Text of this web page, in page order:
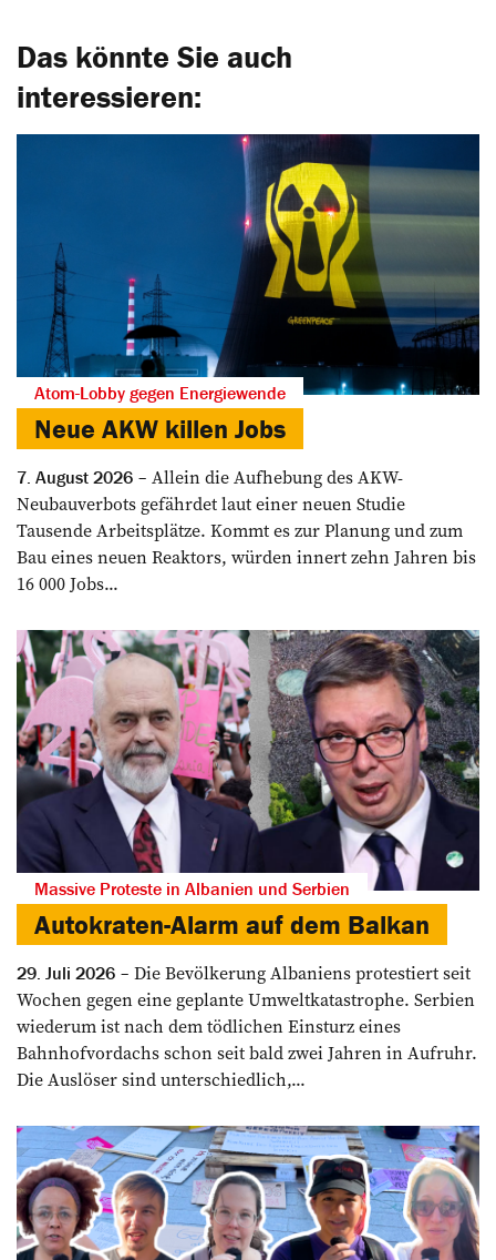
Das könnte Sie auch
interessieren:
Atom-Lobby gegen Energiewende
Neue AKW killen Jobs
7. August 2026
Allein die Aufhebung des AKW-
Neubauverbots gefährdet laut einer neuen Studie
Tausende Arbeitsplätze. Kommt es zur Planung und zum
Bau eines neuen Reaktors, würden innert zehn Jahren bis
16 000 Jobs...
Massive Proteste in Albanien und Serbien
Autokraten-Alarm auf dem Balkan
29. Juli 2026
Die Bevölkerung Albaniens protestiert seit
Wochen gegen eine geplante Umweltkatastrophe. Serbien
wiederum ist nach dem tödlichen Einsturz eines
Bahnhofvordachs schon seit bald zwei Jahren in Aufruhr.
Die Auslöser sind unterschiedlich,...